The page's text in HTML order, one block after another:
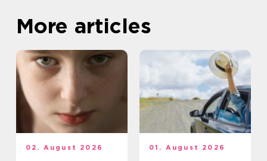
More articles
02. August 2026 01. August 2026